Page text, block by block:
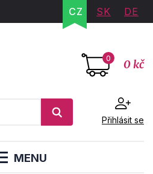
CZ SK DE
0 0 kč
Přihlásit se
MENU